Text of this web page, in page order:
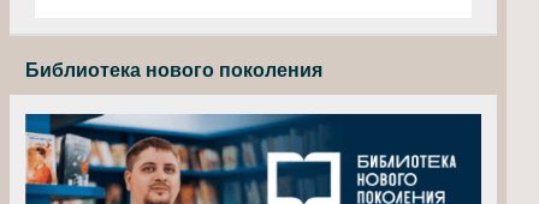
Библиотека нового поколения